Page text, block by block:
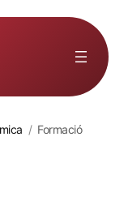
/ Formació